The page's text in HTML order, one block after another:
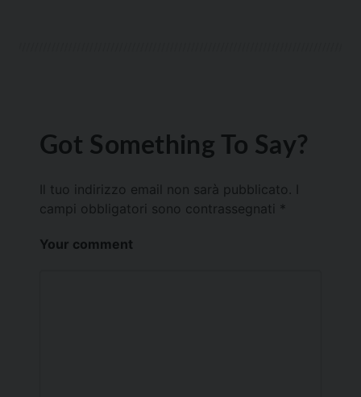
Got Something To Say?
Il tuo indirizzo email non sarà pubblicato.
campi obbligatori sono contrassegnati *
Your comment